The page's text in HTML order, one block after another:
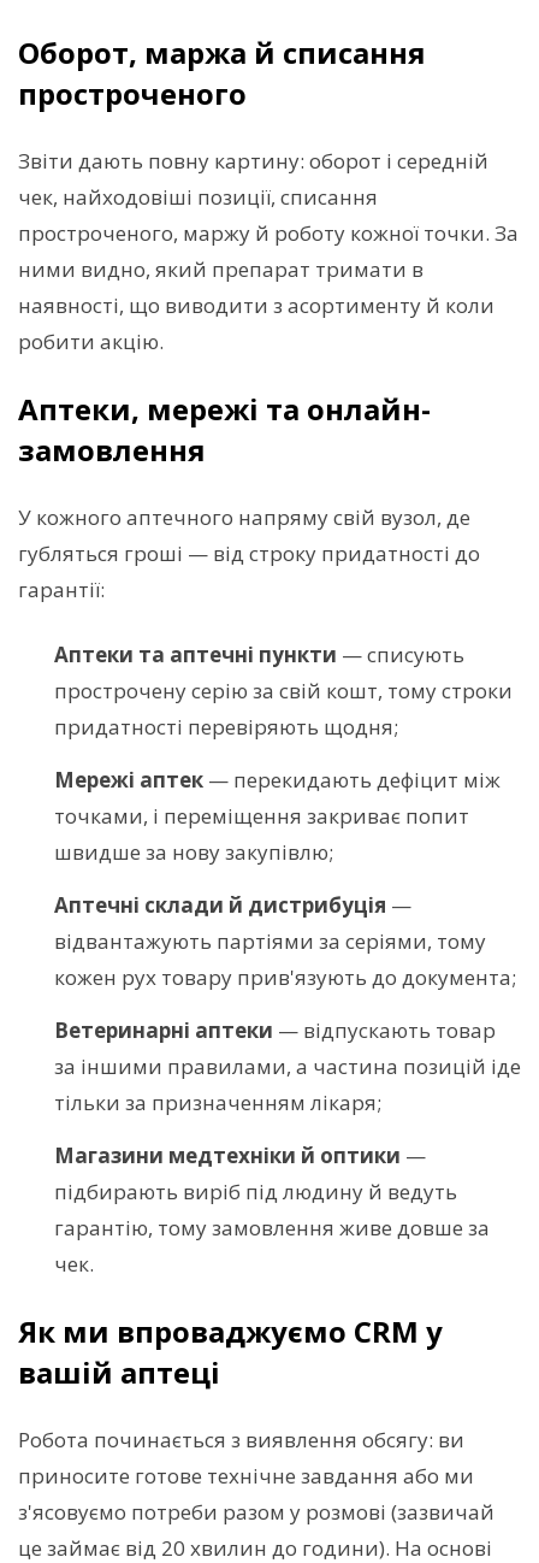
Оборот, маржа й списання
простроченого
Звіти дають повну картину: оборот і середній
чек, найходовіші позиції, списання
простроченого, маржу й роботу кожної точки. За
ними видно, який препарат тримати в
наявності, що виводити з асортименту й коли
робити акцію.
Аптеки, мережі та онлайн-
замовлення
У кожного аптечного напряму свій вузол, де
губляться гроші — від строку придатності до
гарантії:
Аптеки та аптечні пункти — списують
прострочену серію за свій кошт, тому строки
придатності перевіряють щодня;
Мережі аптек — перекидають дефіцит між
точками, і переміщення закриває попит
швидше за нову закупівлю;
Аптечні склади й дистрибуція —
відвантажують партіями за серіями, тому
кожен рух товару прив'язують до документа;
Ветеринарні аптеки — відпускають товар
за іншими правилами, а частина позицій іде
тільки за призначенням лікаря;
Магазини медтехніки й оптики —
підбирають виріб під людину й ведуть
гарантію, тому замовлення живе довше за
чек.
Як ми впроваджуємо CRM у
вашій аптеці
Робота починається з виявлення обсягу: ви
приносите готове технічне завдання або ми
з'ясовуємо потреби разом у розмові (зазвичай
це займає від 20 хвилин до години). На основі